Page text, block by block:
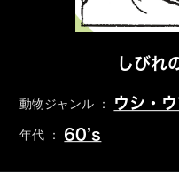
しびれ
動物ジャンル ： ウシ・
年代 ： 60’s